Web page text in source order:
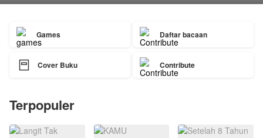
Games Daftar bacaan
 Cover Buku Contribute
Terpopuler